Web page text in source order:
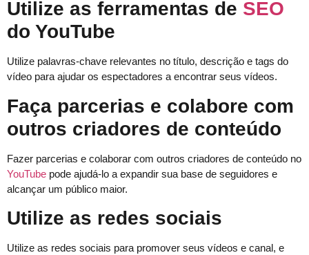
Utilize as ferramentas de SEO
do YouTube
Utilize palavras-chave relevantes no título, descrição e tags do
vídeo para ajudar os espectadores a encontrar seus vídeos.
Faça parcerias e colabore com
outros criadores de conteúdo
Fazer parcerias e colaborar com outros criadores de conteúdo no
YouTube pode ajudá-lo a expandir sua base de seguidores e
alcançar um público maior.
Utilize as redes sociais
Utilize as redes sociais para promover seus vídeos e canal, e